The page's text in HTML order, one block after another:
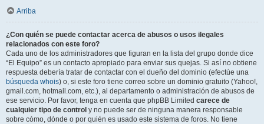
Arriba
¿Con quién se puede contactar acerca de abusos o usos ilegales
relacionados con este foro?
Cada uno de los administradores que figuran en la lista del grupo donde dice
“El Equipo” es un contacto apropiado para enviar sus quejas. Si así no obtiene
respuesta debería tratar de contactar con el dueño del dominio (efectúe una
búsqueda whois) o, si este foro tiene correo sobre un dominio gratuito (Yahoo!,
gmail.com, hotmail.com, etc.), al departamento o administración de abusos de
ese servicio. Por favor, tenga en cuenta que phpBB Limited carece de
cualquier tipo de control y no puede ser de ninguna manera responsable
sobre cómo, dónde o por quién es usado este sistema de foros. No tiene